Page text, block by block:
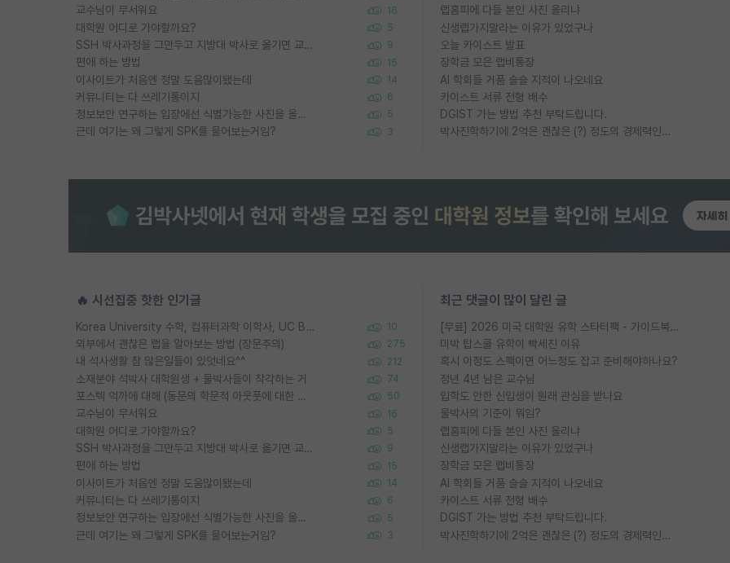
교수님이 무서워요 16
대학원 어디로 가야할까요? 5
SSH 박사과정을 그만두고 지방대 박사로 옮기면 교수의 꿈은 끝일까요? 9
편애 하는 방법 15
이사이트가 처음엔 정말 도움많이됐는데 14
커뮤니티는 다 쓰레기통이지 6
정보보안 연구하는 입장에선 식별가능한 사진을 올리는건 비추이긴함 5
근데 여기는 왜 그렇게 SPK를 물어보는거임? 3
랩홈피에 다들 본인 사진 올리냐
신생랩가지말라는 이유가 있었구나
오늘 카이스트 발표
장학금 모은 랩비통장
AI 학회들 거품 슬슬 지적이 나오네요
카이스트 서류 전형 배수
DGIST 가는 방법 추천 부탁드립니다.
박사진학하기에 2억은 괜찮은 (?) 정도의 경제력인가요
🔥 시선집중 핫한 인기글
Korea University 수학, 컴퓨터과학 이학사, UC Berkeley 산업공학 대학원 공학박사가 되는 것은 쉽지 않겠죠? 10
외부에서 괜찮은 랩을 알아보는 방법 (장문주의) 275
내 석사생활 참 많은일들이 있엇네요^^ 212
소재분야 석박사 대학원생 + 물박사들이 착각하는 거 74
포스텍 억까에 대해 (동문의 학문적 아웃풋에 대한 반박) 50
교수님이 무서워요 16
대학원 어디로 가야할까요? 5
SSH 박사과정을 그만두고 지방대 박사로 옮기면 교수의 꿈은 끝일까요? 9
편애 하는 방법 15
이사이트가 처음엔 정말 도움많이됐는데 14
커뮤니티는 다 쓰레기통이지 6
정보보안 연구하는 입장에선 식별가능한 사진을 올리는건 비추이긴함 5
근데 여기는 왜 그렇게 SPK를 물어보는거임? 3
최근 댓글이 많이 달린 글
[무료] 2026 미국 대학원 유학 스타터팩 - 가이드북 & 합격자 컨택메일 템플릿
미박 탑스쿨 유학이 빡세진 이유
혹시 이정도 스펙이면 어느정도 잡고 준비해야하나요?
정년 4년 남은 교수님
입학도 안한 신입생이 원래 관심을 받나요
물박사의 기준이 뭐임?
랩홈피에 다들 본인 사진 올리냐
신생랩가지말라는 이유가 있었구나
장학금 모은 랩비통장
AI 학회들 거품 슬슬 지적이 나오네요
카이스트 서류 전형 배수
DGIST 가는 방법 추천 부탁드립니다.
박사진학하기에 2억은 괜찮은 (?) 정도의 경제력인가요